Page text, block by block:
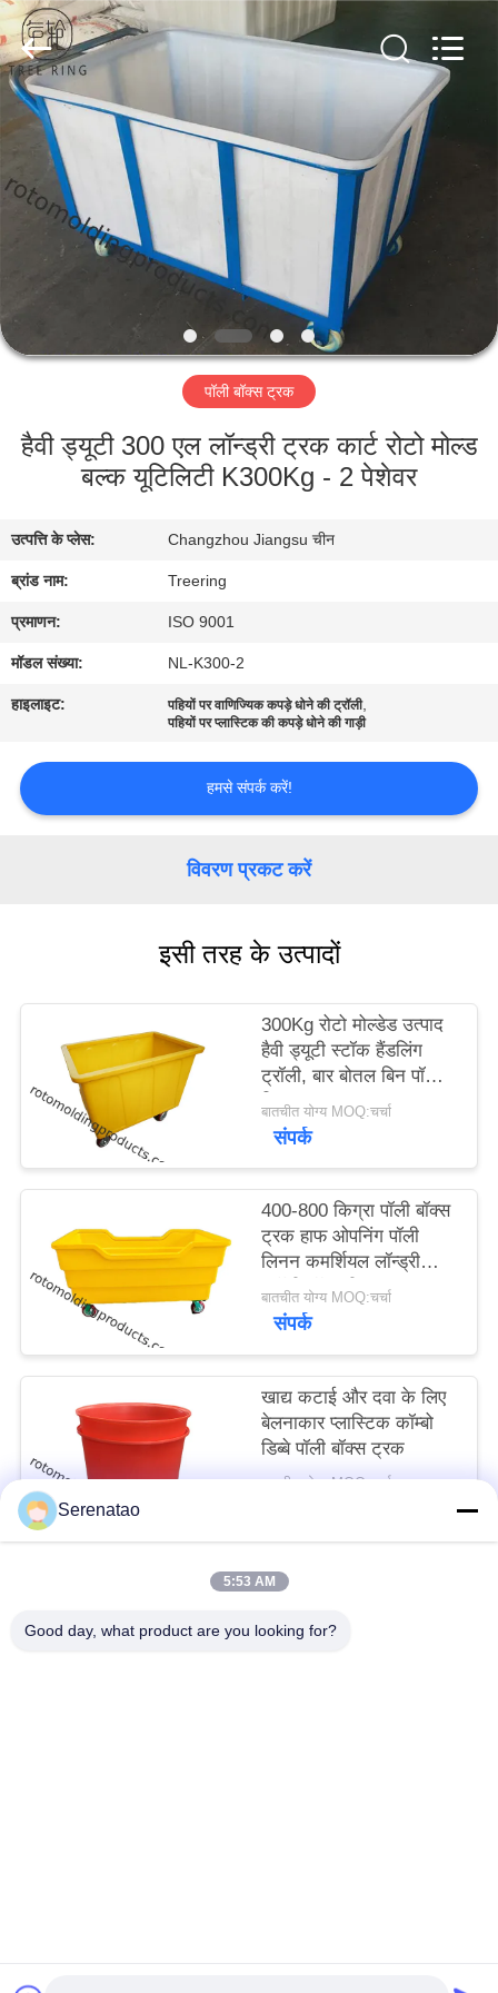
घर
उत्पादों
वीडियो
हमारे
बारे
कारखाना
गुणवत्ता
नियंत्रण
संपर्क
एक
PRIVACY
POLICY
Treering
Plastics
CO.,
ltd.
All
Rights
Reserved.
पॉली बॉक्स ट्रक
हैवी ड्यूटी 300 एल लॉन्ड्री ट्रक कार्ट रोटो मोल्ड
बल्क यूटिलिटी K300Kg - 2 पेशेवर
उत्पत्ति के प्लेस: Changzhou Jiangsu चीन
ब्रांड नाम: Treering
प्रमाणन: ISO 9001
मॉडल संख्या: NL-K300-2
हाइलाइट: पहियों पर वाणिज्यिक कपड़े धोने की ट्रॉली,
पहियों पर प्लास्टिक की कपड़े धोने की गाड़ी
हमसे संपर्क करें!
विवरण प्रकट करें
इसी तरह के उत्पादों
300Kg रोटो मोल्डेड उत्पाद
हैवी ड्यूटी स्टॉक हैंडलिंग
ट्रॉली, बार बोतल बिन पॉली
स्किप्स
बातचीत योग्य MOQ:चर्चा
संपर्क
400-800 किग्रा पॉली बॉक्स
ट्रक हाफ ओपनिंग पॉली
लिनन कमर्शियल लॉन्ड्री
ट्रॉली ऑन व्हील्स
बातचीत योग्य MOQ:चर्चा
संपर्क
खाद्य कटाई और दवा के लिए
बेलनाकार प्लास्टिक कॉम्बो
डिब्बे पॉली बॉक्स ट्रक
बातचीत योग्य MOQ:चर्चा
लोकप्रिय श्रेणियां
Serenatao
5:53 AM
Good day, what product are you looking for?